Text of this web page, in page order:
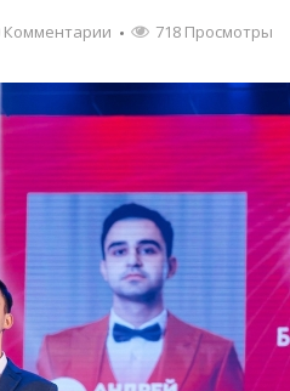
Комментарии 718 Просмотры